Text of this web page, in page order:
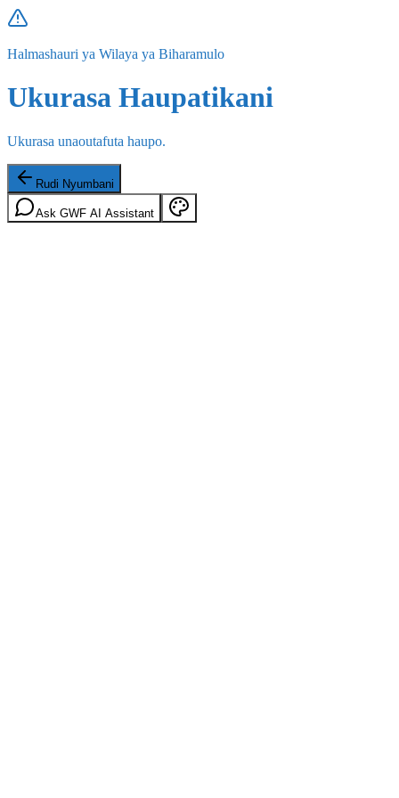
Halmashauri ya Wilaya ya Biharamulo
Ukurasa Haupatikani
Ukurasa unaoutafuta haupo.
Rudi Nyumbani
Ask GWF AI Assistant